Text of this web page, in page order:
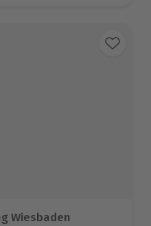
Wiesbaden